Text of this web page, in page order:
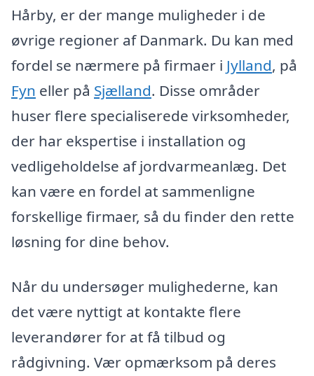
Hårby, er der mange muligheder i de
øvrige regioner af Danmark. Du kan med
fordel se nærmere på firmaer i Jylland, på
Fyn eller på Sjælland. Disse områder
huser flere specialiserede virksomheder,
der har ekspertise i installation og
vedligeholdelse af jordvarmeanlæg. Det
kan være en fordel at sammenligne
forskellige firmaer, så du finder den rette
løsning for dine behov.
Når du undersøger mulighederne, kan
det være nyttigt at kontakte flere
leverandører for at få tilbud og
rådgivning. Vær opmærksom på deres